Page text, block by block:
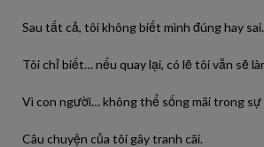
Sau tất cả, tôi không biết mình đúng hay sai.
Tôi chỉ biết… nếu quay lại, có lẽ tôi vẫn sẽ
Vì con người… không thể sống mãi trong sự
Câu chuyện của tôi gây tranh cãi.